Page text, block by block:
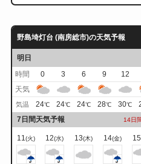
野島埼灯台 (南房総市)の天気予報
明日
時間
0 3 6 9 12
天気
気温 24℃ 24℃ 24℃ 28℃ 30℃
7日間天気予報 14日
11(火) 12(水) 13(木) 14(金) 15